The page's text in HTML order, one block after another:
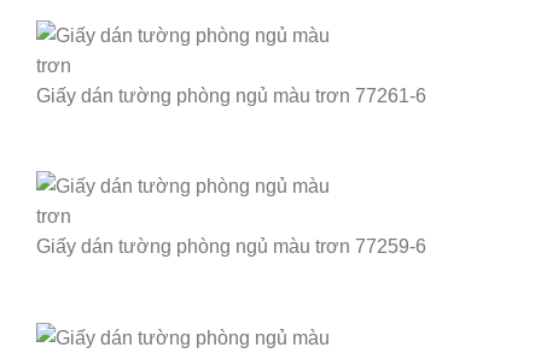
Giấy dán tường phòng ngủ màu trơn 77261-6
Giấy dán tường phòng ngủ màu trơn 77259-6